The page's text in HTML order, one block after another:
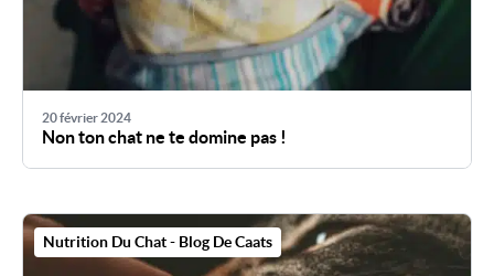
20 février 2024
Non ton chat ne te domine pas !
Nutrition Du Chat - Blog De Caats